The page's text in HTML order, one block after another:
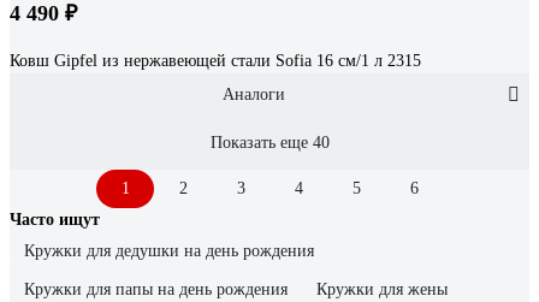
4 490 ₽
Ковш Gipfel из нержавеющей стали Sofia 16 см/1 л 2315
Аналоги
Показать еще 40
1 2 3 4 5
6
Часто ищут
Кружки для дедушки на день рождения
Кружки для папы на день рождения Кружки для жены